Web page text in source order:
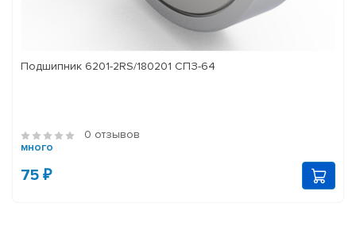
Подшипник 6201-2RS/180201 СПЗ-64
0 отзывов
много
75 ₽